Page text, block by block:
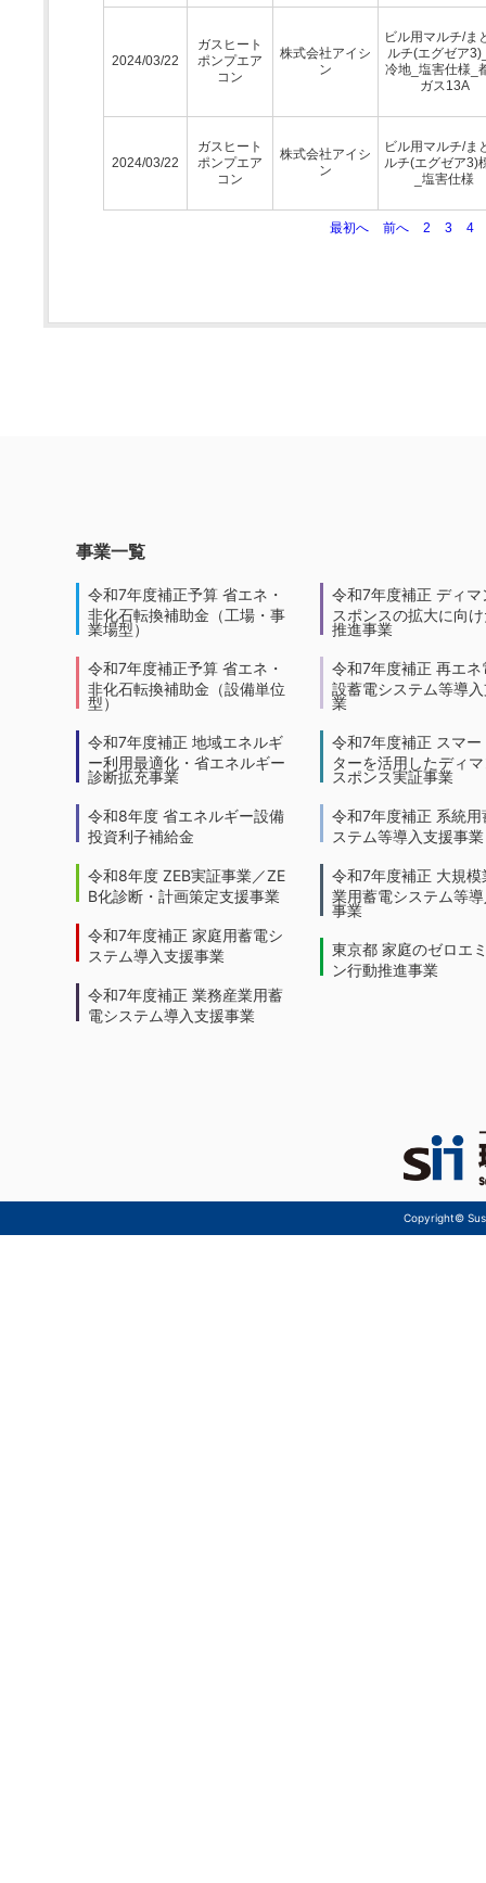
2024/03/22
ガスヒート
ポンプエア
コン
株式会社アイシ
ン
ビル用マルチ/ま
ルチ(エグゼア
冷地_塩害仕様_
ガス13A
2024/03/22
ガスヒート
ポンプエア
コン
株式会社アイシ
ン
ビル用マルチ/ま
ルチ(エグゼア3)
_塩害仕様
最初へ 前へ 2 3 4
事業一覧
令和7年度補正予算 省エネ・
非化石転換補助金（工場・事
業場型）
令和7年度補正予算 省エネ・
非化石転換補助金（設備単位
型）
令和7年度補正 地域エネルギ
ー利用最適化・省エネルギー
診断拡充事業
令和8年度 省エネルギー設備
投資利子補給金
令和8年度 ZEB実証事業／ZE
B化診断・計画策定支援事業
令和7年度補正 家庭用蓄電シ
ステム導入支援事業
令和7年度補正 業務産業用蓄
電システム導入支援事業
令和7年度補正 ディマ
スポンスの拡大に向
推進事業
令和7年度補正 再エネ
設蓄電システム等導
業
令和7年度補正 スマー
ターを活用したディ
スポンス実証事業
令和7年度補正 系統用
ステム等導入支援事業
令和7年度補正 大規模
業用蓄電システム等
事業
東京都 家庭のゼロエ
ン行動推進事業
Copyright©